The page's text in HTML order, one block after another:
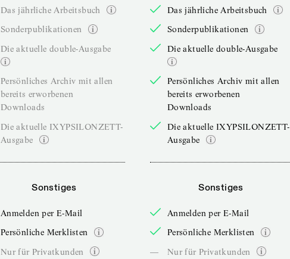
Das jährliche Arbeitsbuch
Sonderpublikationen
Die aktuelle double-Ausgabe
Persönliches Archiv mit allen
bereits erworbenen
Downloads
Die aktuelle IXYPSILONZETT-
Ausgabe
Sonstiges
Anmelden per E-Mail
Persönliche Merklisten
Nur für Privatkunden
Das jährliche Arbeitsbuch
Sonderpublikationen
Die aktuelle double-Ausgabe
Persönliches Archiv mit allen
bereits erworbenen
Downloads
Die aktuelle IXYPSILONZETT-
Ausgabe
Sonstiges
Anmelden per E-Mail
Persönliche Merklisten
—
Nur für Privatkunden